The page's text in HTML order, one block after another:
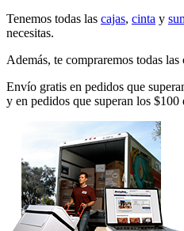
Tenemos todas las cajas, cinta y
necesitas.
Además, te compraremos todas las
Envío gratis en pedidos que
y en pedidos que superan los $100